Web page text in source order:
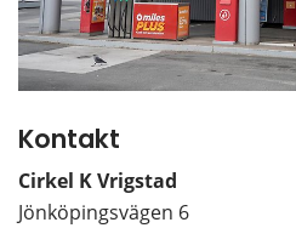
Kontakt
Cirkel K Vrigstad
Jönköpingsvägen 6